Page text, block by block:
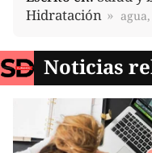
Hidratación
Noticias